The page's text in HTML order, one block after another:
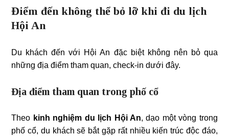
Điểm đến không thể bỏ lỡ khi đi du lịch
Hội An
Du khách đến với Hội An đặc biệt không nên bỏ qua
những địa điểm tham quan, check-in dưới đây.
Địa điểm tham quan trong phố cổ
Theo kinh nghiệm du lịch Hội An, dạo một vòng trong
phố cổ, du khách sẽ bắt gặp rất nhiều kiến trúc độc đáo,